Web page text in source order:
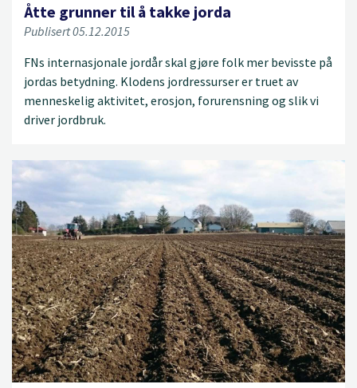
Åtte grunner til å takke jorda
Publisert 05.12.2015
FNs internasjonale jordår skal gjøre folk mer bevisste på
jordas betydning. Klodens jordressurser er truet av
menneskelig aktivitet, erosjon, forurensning og slik vi
driver jordbruk.